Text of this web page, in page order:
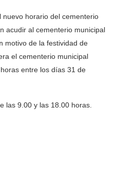
nuevo horario del cementerio
acudir al cementerio municipal
motivo de la festividad de
el cementerio municipal
entre los días 31 de
las 9.00 y las 18.00 horas.